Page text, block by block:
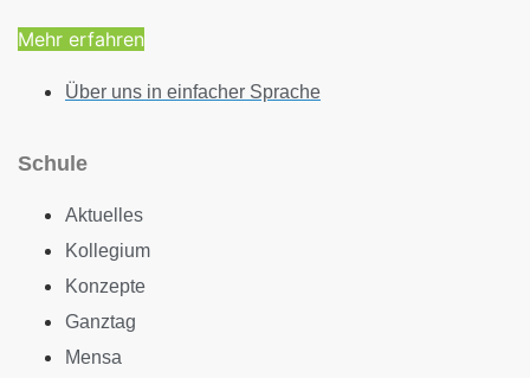
Mehr erfahren
Über uns in einfacher Sprache
Schule
Aktuelles
Kollegium
Konzepte
Ganztag
Mensa